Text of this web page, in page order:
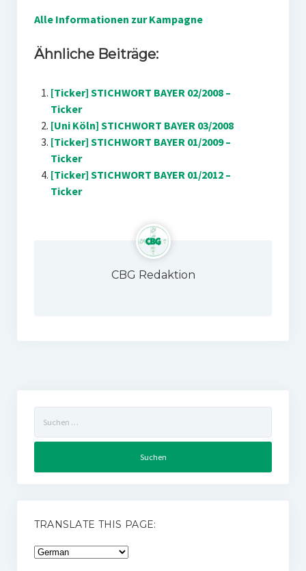
Alle Informationen zur Kampagne
Ähnliche Beiträge:
[Ticker] STICHWORT BAYER 02/2008 –
Ticker
[Uni Köln] STICHWORT BAYER 03/2008
[Ticker] STICHWORT BAYER 01/2009 –
Ticker
[Ticker] STICHWORT BAYER 01/2012 –
Ticker
CBG Redaktion
nach:
TRANSLATE THIS PAGE: